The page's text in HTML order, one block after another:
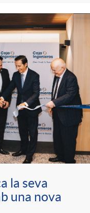
la seva
una nova